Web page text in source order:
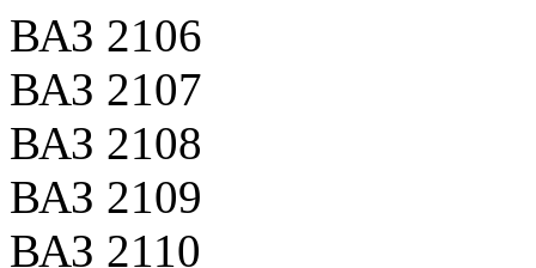
ВАЗ 2106
ВАЗ 2107
ВАЗ 2108
ВАЗ 2109
ВАЗ 2110